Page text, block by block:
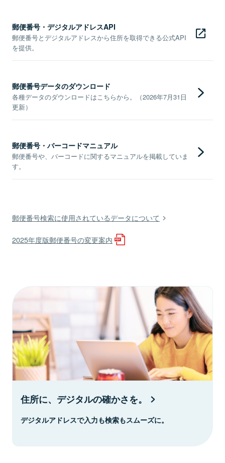
郵便番号・デジタルアドレスAPI
郵便番号とデジタルアドレスから住所を取得できる公式API
を提供。
郵便番号データのダウンロード
各種データのダウンロードはこちらから。（2026年7月31日
更新）
郵便番号・バーコードマニュアル
郵便番号や、バーコードに関するマニュアルを掲載していま
す。
郵便番号検索に使用されているデータについて
2025年度版郵便番号の変更案内
住所に、デジタルの確かさを。
デジタルアドレスで入力も検索もスムーズに。